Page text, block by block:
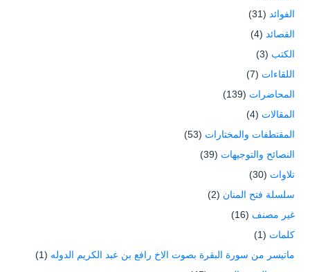
الفوائد (31)
القصائد (4)
الكتب (3)
اللقاءات (7)
المحاضرات (139)
المقالات (4)
المقتطفات والمختارات (53)
النصائح والتوجيهات (39)
تلاوات (30)
سلسلة فتح المنان (2)
غير مصنف (16)
كلمات (1)
ماتيسر من سورة البقرة بصوت الاخ رافع بن عبد الكريم الدوله (1)